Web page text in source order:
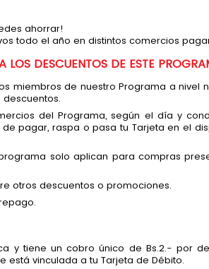
ahorrar!
todo el año en distintos comercios
DESCUENTOS DE ESTE
miembros de nuestro Programa a nivel
del Programa, según el día y
pagar, raspa o pasa tu Tarjeta en el
solo aplican para compras
otros descuentos o promociones.
y tiene un cobro único de Bs.2.- por
está vinculada a tu Tarjeta de Débito.